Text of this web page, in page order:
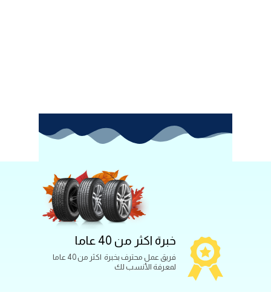
خبرة اكثر من 40 عاما
فريق عمل محترف بخبرة اكثر من 40 عاما
لمعرفة الأنسب لك